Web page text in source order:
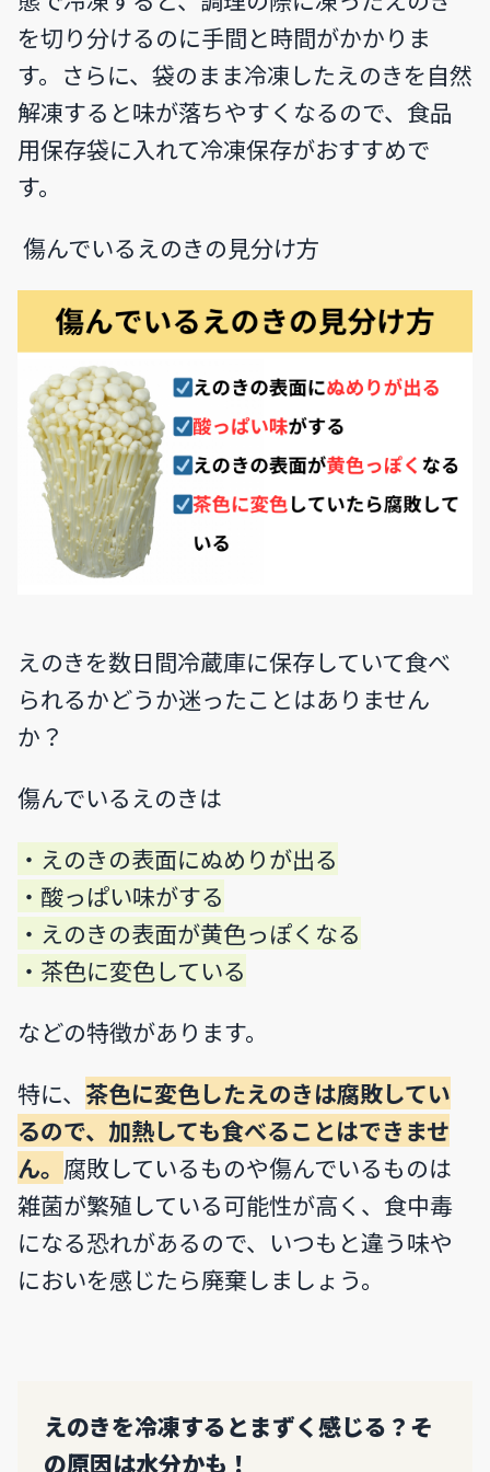
を切り分けるのに手間と時間がかかりま
す。さらに、袋のまま冷凍したえのきを自然
解凍すると味が落ちやすくなるので、食品
用保存袋に入れて冷凍保存がおすすめで
す。
傷んでいるえのきの見分け方
えのきを数日間冷蔵庫に保存していて食べ
られるかどうか迷ったことはありません
か？
傷んでいるえのきは
・えのきの表面にぬめりが出る
・酸っぱい味がする
・えのきの表面が黄色っぽくなる
・茶色に変色している
などの特徴があります。
特に、 茶色に変色したえのきは腐敗してい
るので、加熱しても食べることはできませ
ん。 腐敗しているものや傷んでいるものは
雑菌が繁殖している可能性が高く、食中毒
になる恐れがあるので、いつもと違う味や
においを感じたら廃棄しましょう。
えのきを冷凍するとまずく感じる？そ
の原因は水分かも！